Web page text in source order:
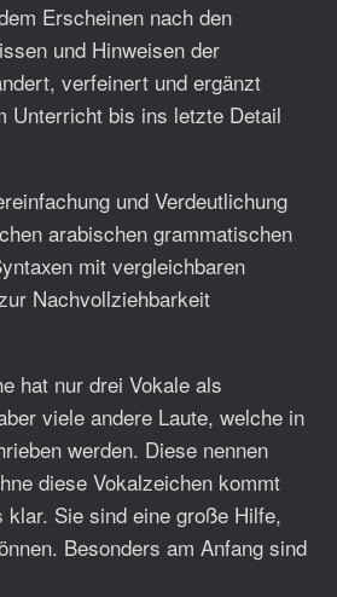
Erscheinen nach den
und Hinweisen der
verfeinert und ergänzt
Unterricht bis ins letzte Detail
und Verdeutlichung
arabischen grammatischen
mit vergleichbaren
Nachvollziehbarkeit
hat nur drei Vokale als
viele andere Laute, welche in
werden. Diese nennen
diese Vokalzeichen kommt
klar. Sie sind eine große Hilfe,
Besonders am Anfang sind